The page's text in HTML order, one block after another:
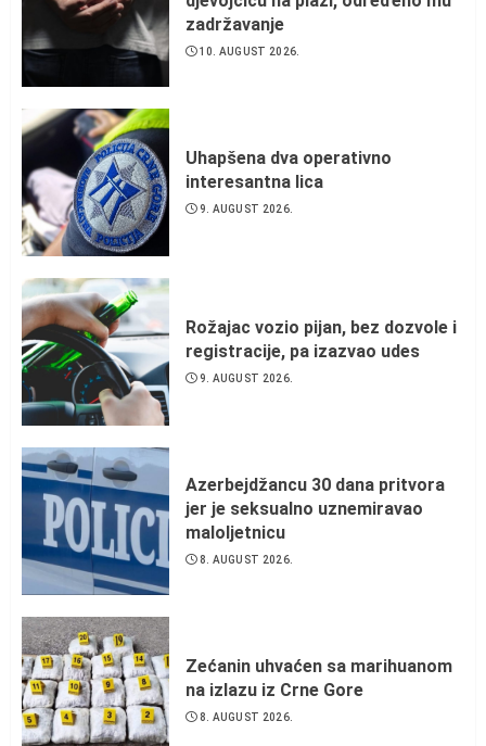
zadržavanje
10. AUGUST 2026.
Uhapšena dva operativno
interesantna lica
9. AUGUST 2026.
Rožajac vozio pijan, bez dozvole i
registracije, pa izazvao udes
9. AUGUST 2026.
Azerbejdžancu 30 dana pritvora
jer je seksualno uznemiravao
maloljetnicu
8. AUGUST 2026.
Zećanin uhvaćen sa marihuanom
na izlazu iz Crne Gore
8. AUGUST 2026.